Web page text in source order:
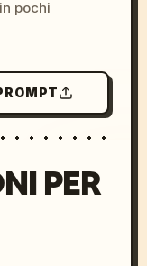
pochi
PER